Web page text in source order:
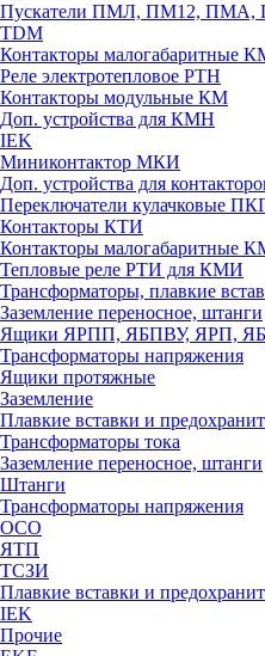
Пускатели ПМЛ, ПМ12, ПМА,
TDM
Контакторы
Реле электротепловое РТН
Контакторы модульные КМ
Доп. устройства для КМН
IEK
Миниконтактор МКИ
Доп. устройства для
Переключатели кулачковые
Контакторы КТИ
Контакторы малогабаритные
Тепловые реле РTИ для КМИ
Трансформаторы, плавкие
Заземление переносное, штанги
Ящики ЯРПП, ЯБПВУ, ЯРП,
Трансформаторы напряжения
Ящики протяжные
Заземление
Плавкие вставки и
Трансформаторы тока
Заземление переносное, штанги
Штанги
Трансформаторы напряжения
ОСО
ЯТП
ТСЗИ
Плавкие вставки и
IEK
Прочие